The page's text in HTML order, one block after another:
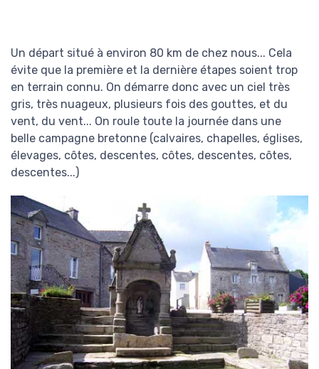
Un départ situé à environ 80 km de chez nous... Cela
évite que la première et la dernière étapes soient trop
en terrain connu. On démarre donc avec un ciel très
gris, très nuageux, plusieurs fois des gouttes, et du
vent, du vent... On roule toute la journée dans une
belle campagne bretonne (calvaires, chapelles, églises,
élevages, côtes, descentes, côtes, descentes, côtes,
descentes...)